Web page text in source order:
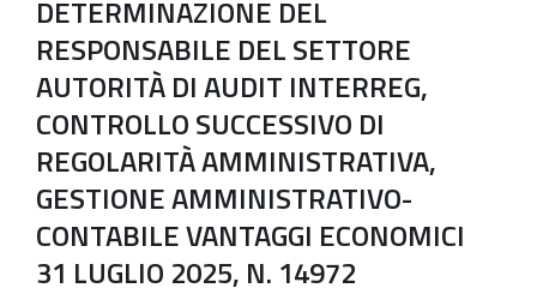
DETERMINAZIONE DEL
RESPONSABILE DEL SETTORE
AUTORITÀ DI AUDIT INTERREG,
CONTROLLO SUCCESSIVO DI
REGOLARITÀ AMMINISTRATIVA,
GESTIONE AMMINISTRATIVO-
CONTABILE VANTAGGI ECONOMICI
31 LUGLIO 2025, N. 14972